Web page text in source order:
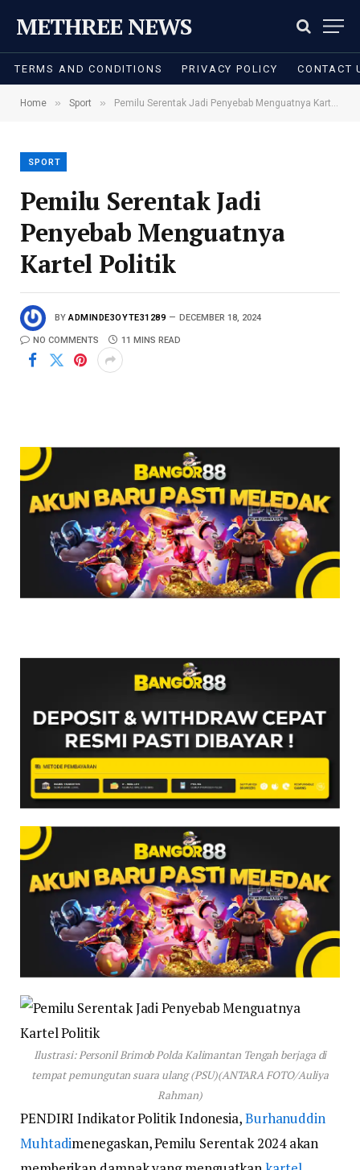
METHREE NEWS
TERMS AND CONDITIONS PRIVACY POLICY CONTACT
Home » Sport » Pemilu Serentak Jadi Penyebab Menguatnya Kartel Politik
SPORT
Pemilu Serentak Jadi
Penyebab Menguatnya
Kartel Politik
BY ADMINDE3OYTE31289 DECEMBER 18, 2024
NO COMMENTS 11 MINS READ
Ilustrasi: Personil Brimob Polda Kalimantan Tengah berjaga di
tempat pemungutan suara ulang (PSU)(ANTARA FOTO/Auliya
Rahman)
PENDIRI Indikator Politik Indonesia,Burhanuddin
Muhtadimenegaskan, Pemilu Serentak 2024 akan